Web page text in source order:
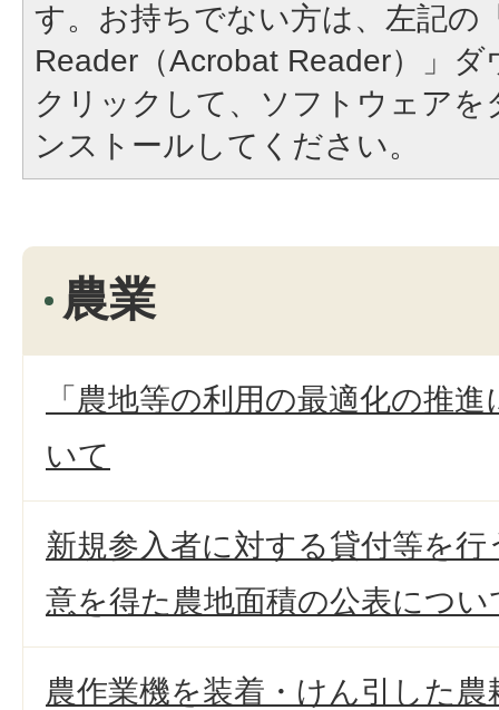
す。お持ちでない方は、左記の
Reader（Acrobat Reader）」
クリックして、ソフトウェア
ンストールしてください。
農業
「農地等の利用の最適化の推
いて
新規参入者に対する貸付等を
意を得た農地面積の公表につい
農作業機を装着・けん引した